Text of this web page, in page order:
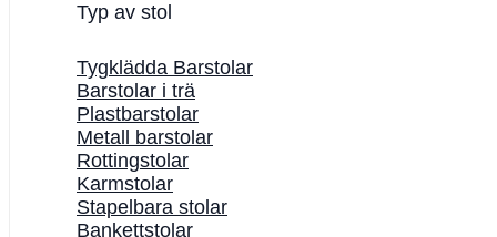
Typ av stol
Tygklädda Barstolar
Barstolar i trä
Plastbarstolar
Metall barstolar
Rottingstolar
Karmstolar
Stapelbara stolar
Bankettstolar